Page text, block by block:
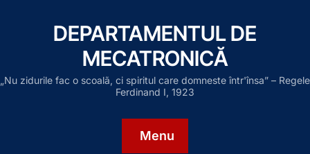
DEPARTAMENTUL DE
MECATRONICĂ
„Nu zidurile fac o scoalã, ci spiritul care domneste într'însa” – Regele
Ferdinand I, 1923
Menu